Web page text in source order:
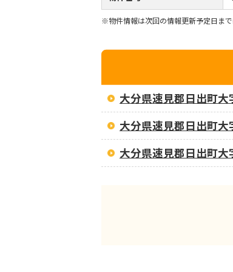
※物件情報は次回の情報更新予定日まで
大分県速見郡日出町大
大分県速見郡日出町大
大分県速見郡日出町大